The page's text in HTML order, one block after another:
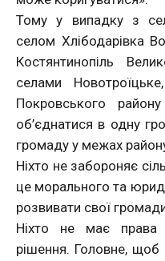
Тому у випадку з
селом Хлібодарівка
Костянтинопіль
селами
Покровського
об’єднатися в одну
громаду у межах
Ніхто не забороняє
це морального та
розвивати свої
Ніхто не має права
рішення. Головне, щоб